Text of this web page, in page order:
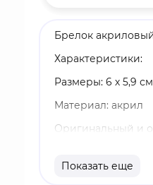
Брелок
Характеристики:
Размеры: 6 х 5,9 см
Материал: акрил
Оригинальный и
Камисато Аяка -
Показать еще